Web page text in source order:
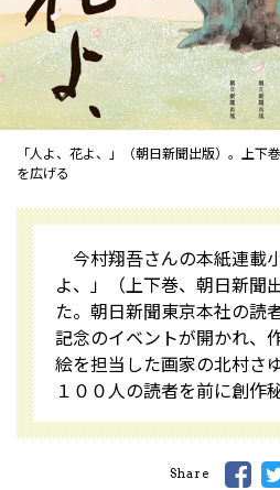
「人よ、花よ、」（朝日新聞出版）。上下
を広げる
今村翔吾さんの本紙連載
よ、」（上下巻、朝日新聞
た。朝日新聞東京本社の読
記念のイベントが開かれ、
絵を担当した画家の北村さ
１００人の読者を前に創作
Share